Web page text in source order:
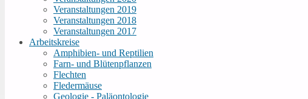
Veranstaltungen 2019
Veranstaltungen 2018
Veranstaltungen 2017
Arbeitskreise
Amphibien- und Reptilien
Farn- und Blütenpflanzen
Flechten
Fledermäuse
Geologie - Paläontologie